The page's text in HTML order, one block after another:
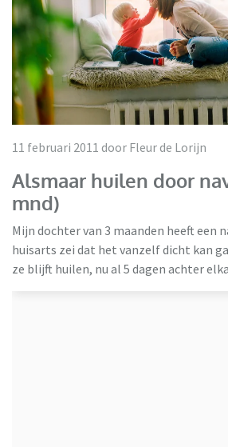
11 februari 2011 door Fleur de Lorijn
Alsmaar huilen door
mnd)
Mijn dochter van 3 maanden heeft een
huisarts zei dat het vanzelf dicht kan
ze blijft huilen, nu al 5 dagen achter